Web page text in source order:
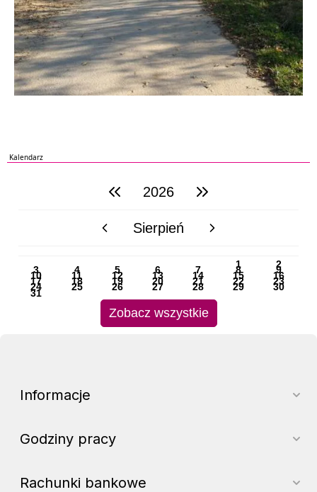
Kalendarz
poprzedni rok2026 następny rok
poprzedni miesiącSierpień następny miesiąc
1 2
3 4 5 6 7 8 9
10 11 12 13 14 15 16
17 18 19 20 21 22 23
24 25 26 27 28 29 30
31
Zobacz wszystkie
Informacje
Godziny pracy
Rachunki bankowe